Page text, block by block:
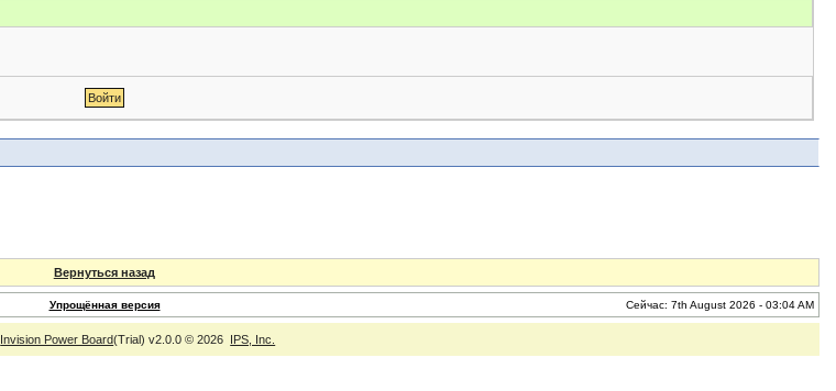
Вернуться назад
Упрощённая версия Сейчас: 7th August 2026 - 03:04 AM
Invision Power Board(Trial) v2.0.0 © 2026 IPS, Inc.